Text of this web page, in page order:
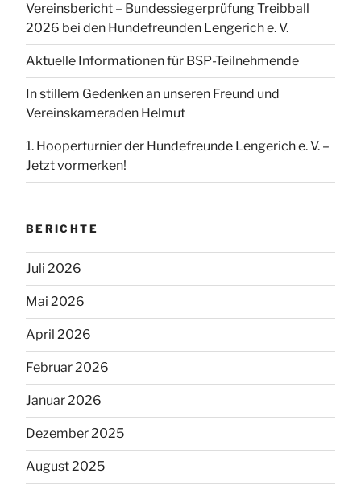
Vereinsbericht – Bundessiegerprüfung Treibball
2026 bei den Hundefreunden Lengerich e. V.
Aktuelle Informationen für BSP-Teilnehmende
In stillem Gedenken an unseren Freund und
Vereinskameraden Helmut
1. Hooperturnier der Hundefreunde Lengerich e. V. –
Jetzt vormerken!
BERICHTE
Juli 2026
Mai 2026
April 2026
Februar 2026
Januar 2026
Dezember 2025
August 2025